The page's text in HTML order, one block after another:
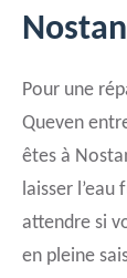
Pour une
Queven
êtes à
laisser
attendre si
en pleine